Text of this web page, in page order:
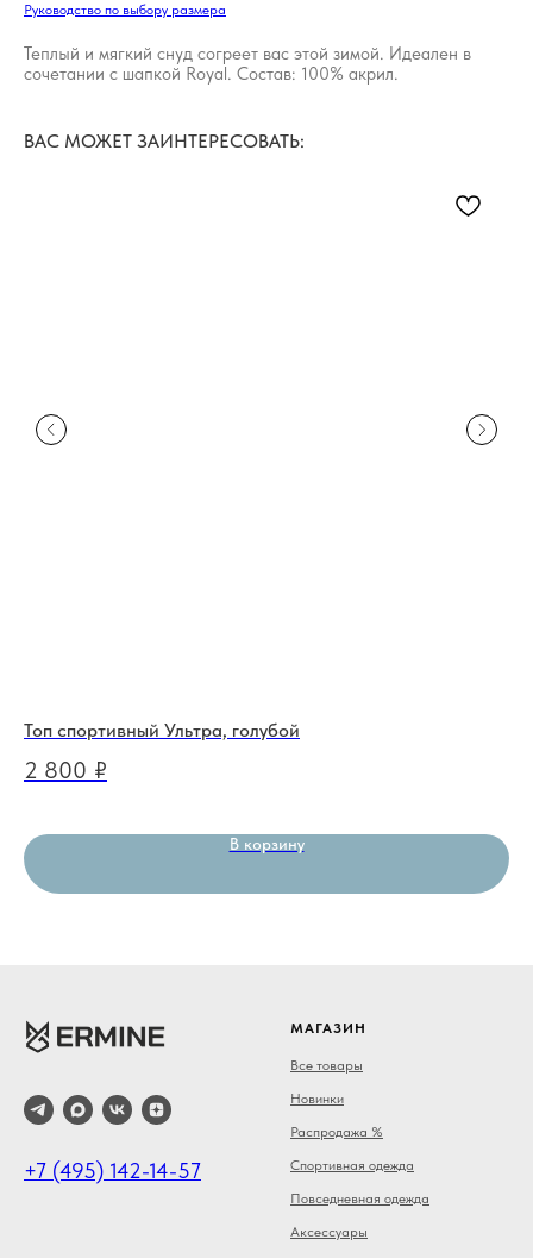
Руководство по выбору размера
Теплый и мягкий снуд согреет вас этой зимой. Идеален в
сочетании с шапкой Royal. Состав: 100% акрил.
ВАС МОЖЕТ ЗАИНТЕРЕСОВАТЬ:
Топ спортивный Ультра, голубой
2 800 ₽
В корзину
+7 (495) 142-14-57
МАГАЗИН
Все товары
Новинки
Распродажа %
Спортивная одежда
Повседневная одежда
Аксессуары